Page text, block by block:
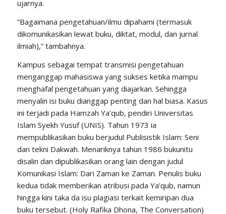
ujarnya.
“Bagaimana pengetahuan/ilmu dipahami (termasuk
dikomunikasikan lewat buku, diktat, modul, dan jurnal
ilmiah),” tambahnya.
Kampus sebagai tempat transmisi pengetahuan
menganggap mahasiswa yang sukses ketika mampu
menghafal pengetahuan yang diajarkan. Sehingga
menyalin isi buku dianggap penting dan hal biasa. Kasus
ini terjadi pada Hamzah Ya’qub, pendiri Universitas
Islam Syekh Yusuf (UNIS). Tahun 1973 ia
mempublikasikan buku berjudul Publisistik Islam: Seni
dan tekni Dakwah. Menariknya tahun 1986 bukunitu
disalin dan dipublikasikan orang lain dengan judul
Komunikasi Islam: Dari Zaman ke Zaman. Penulis buku
kedua tidak memberikan atribusi pada Ya’qub, namun
hingga kini taka da isu plagiasi terkait kemiripan dua
buku tersebut. (Holy Rafika Dhona, The Conversation)